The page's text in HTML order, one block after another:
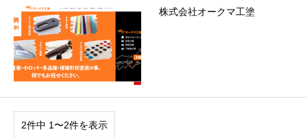
株式会社オークマ工塗
2件中 1〜2件を表示